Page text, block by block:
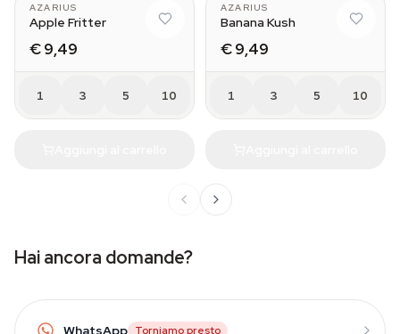
AZARIUS
Apple Fritter
€ 9,49
1 3 5 10
AZARIUS
Banana Kush
€ 9,49
1 3 5 10
Hai ancora domande?
WhatsApp Torniamo presto